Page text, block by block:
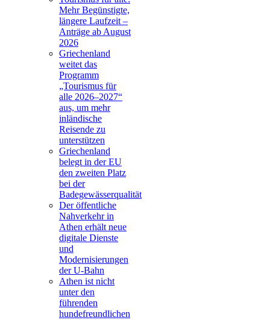
Mehr Begünstigte,
längere Laufzeit –
Anträge ab August
2026
Griechenland
weitet das
Programm
„Tourismus für
alle 2026–2027“
aus, um mehr
inländische
Reisende zu
unterstützen
Griechenland
belegt in der EU
den zweiten Platz
bei der
Badegewässerqualität
Der öffentliche
Nahverkehr in
Athen erhält neue
digitale Dienste
und
Modernisierungen
der U-Bahn
Athen ist nicht
unter den
führenden
hundefreundlichen